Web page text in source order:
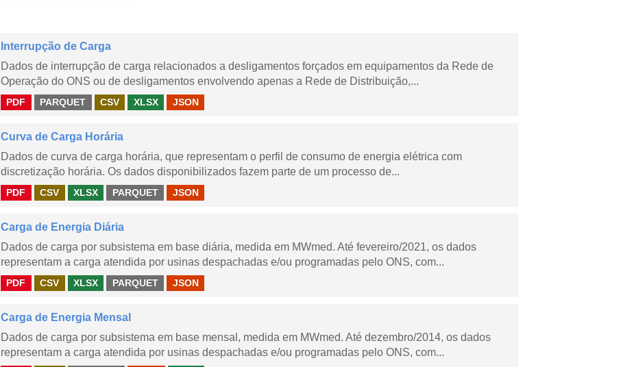
Interrupção de Carga
Dados de interrupção de carga relacionados a desligamentos forçados em equipamentos da Rede de
Operação do ONS ou de desligamentos envolvendo apenas a Rede de Distribuição,...
PDF PARQUET CSV XLSX JSON
Curva de Carga Horária
Dados de curva de carga horária, que representam o perfil de consumo de energia elétrica com
discretização horária. Os dados disponibilizados fazem parte de um processo de...
PDF CSV XLSX PARQUET JSON
Carga de Energia Diária
Dados de carga por subsistema em base diária, medida em MWmed. Até fevereiro/2021, os dados
representam a carga atendida por usinas despachadas e/ou programadas pelo ONS, com...
PDF CSV XLSX PARQUET JSON
Carga de Energia Mensal
Dados de carga por subsistema em base mensal, medida em MWmed. Até dezembro/2014, os dados
representam a carga atendida por usinas despachadas e/ou programadas pelo ONS, com...